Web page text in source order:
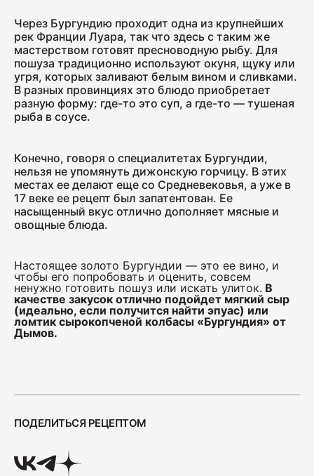
Через Бургундию проходит одна из крупнейших
рек Франции Луара, так что здесь с таким же
мастерством готовят пресноводную рыбу. Для
пошуза традиционно используют окуня, щуку или
угря, которых заливают белым вином и сливками.
В разных провинциях это блюдо приобретает
разную форму: где-то это суп, а где-то — тушеная
рыба в соусе.
Конечно, говоря о специалитетах Бургундии,
нельзя не упомянуть дижонскую горчицу. В этих
местах ее делают еще со Средневековья, а уже в
17 веке ее рецепт был запатентован. Ее
насыщенный вкус отлично дополняет мясные и
овощные блюда.
Настоящее золото Бургундии — это ее вино, и
чтобы его попробовать и оценить, совсем
ненужно готовить пошуз или искать улиток. В
качестве закусок отлично подойдет мягкий сыр
(идеально, если получится найти эпуас) или
ломтик сырокопченой колбасы «Бургундия» от
Дымов.
ПОДЕЛИТЬСЯ РЕЦЕПТОМ